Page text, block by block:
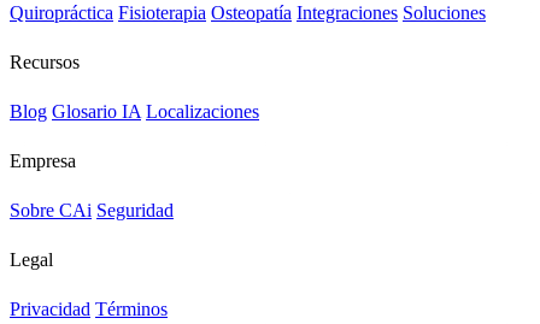
Quiropráctica Fisioterapia Osteopatía Integraciones Soluciones
Recursos
Blog Glosario IA Localizaciones
Empresa
Sobre CAi Seguridad
Legal
Privacidad Términos